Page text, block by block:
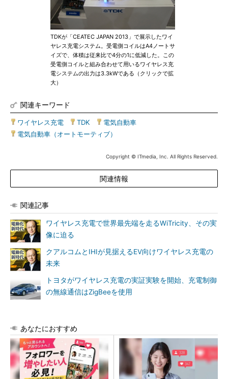
TDKが「CEATEC JAPAN 2013」で展示したワイ
ヤレス充電システム。受電側コイルはA4ノートサ
イズで、体積は従来比で4分の1に低減した。この
受電側コイルと組み合わせて用いるワイヤレス充
電システムの出力は3.3kWである（クリックで拡
大）
関連キーワード
ワイヤレス充電 TDK 電気自動車
電気自動車（オートモーティブ）
Copyright © ITmedia, Inc. All Rights Reserved.
関連情報
関連記事
ワイヤレス充電で世界最先端を走るWiTricity、その実
像に迫る
クアルコムとIHIが見据えるEV向けワイヤレス充電の
未来
トヨタがワイヤレス充電の実証実験を開始、充電制御
の無線通信はZigBeeを使用
あなたにおすすめ